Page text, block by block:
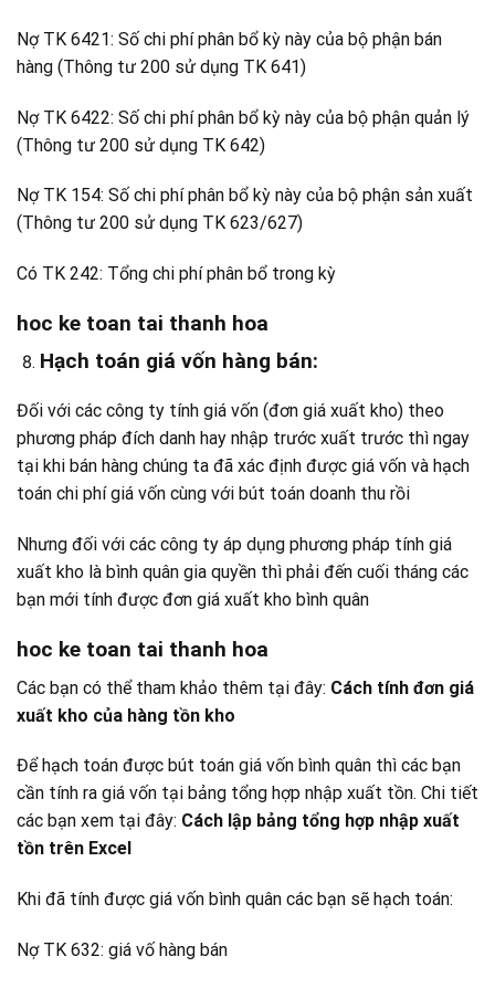
Nợ TK 6421: Số chi phí phân bổ kỳ này của bộ phận bán
hàng (Thông tư 200 sử dụng TK 641)
Nợ TK 6422: Số chi phí phân bổ kỳ này của bộ phận quản lý
(Thông tư 200 sử dụng TK 642)
Nợ TK 154: Số chi phí phân bổ kỳ này của bộ phận sản xuất
(Thông tư 200 sử dụng TK 623/627)
Có TK 242: Tổng chi phí phân bổ trong kỳ
hoc ke toan tai thanh hoa
Hạch toán giá vốn hàng bán:
Đối với các công ty tính giá vốn (đơn giá xuất kho) theo
phương pháp đích danh hay nhập trước xuất trước thì ngay
tại khi bán hàng chúng ta đã xác định được giá vốn và hạch
toán chi phí giá vốn cùng với bút toán doanh thu rồi
Nhưng đối với các công ty áp dụng phương pháp tính giá
xuất kho là bình quân gia quyền thì phải đến cuối tháng các
bạn mới tính được đơn giá xuất kho bình quân
hoc ke toan tai thanh hoa
Các bạn có thể tham khảo thêm tại đây: Cách tính đơn giá
xuất kho của hàng tồn kho
Để hạch toán được bút toán giá vốn bình quân thì các bạn
cần tính ra giá vốn tại bảng tổng hợp nhập xuất tồn. Chi tiết
các bạn xem tại đây: Cách lập bảng tổng hợp nhập xuất
tồn trên Excel
Khi đã tính được giá vốn bình quân các bạn sẽ hạch toán:
Nợ TK 632: giá vố hàng bán